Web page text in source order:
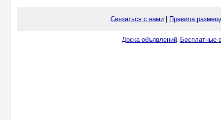
Связаться с нами Правила
Доска объявлений. Бесплатные